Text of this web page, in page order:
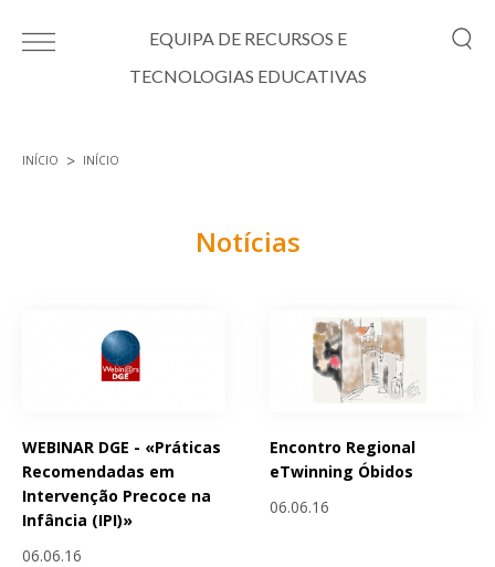
EQUIPA DE RECURSOS E
TECNOLOGIAS EDUCATIVAS
INÍCIO INÍCIO
Notícias
WEBINAR DGE - «Práticas
Recomendadas em
Intervenção Precoce na
Infância (IPI)»
06.06.16
Encontro Regional
eTwinning Óbidos
06.06.16
Páginas